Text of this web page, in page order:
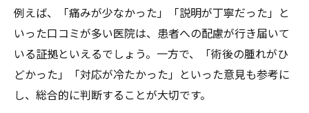
例えば、「痛みが少なかった」「説明が丁寧だった」と
いった口コミが多い医院は、患者への配慮が行き届いて
いる証拠といえるでしょう。一方で、「術後の腫れがひ
どかった」「対応が冷たかった」といった意見も参考に
し、総合的に判断することが大切です。